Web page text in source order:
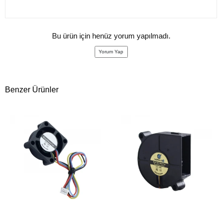
Bu ürün için henüz yorum yapılmadı.
Yorum Yap
Benzer Ürünler